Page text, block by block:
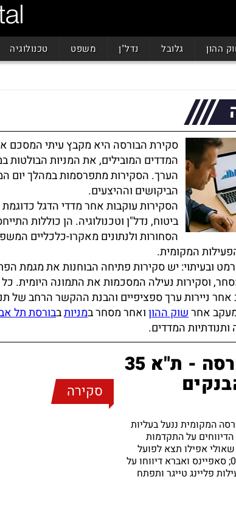
ההון גלובל נדל"ן משפט טכנולוגיה
סקירת הבורסה היא מקבץ עיתי המסכם
המדדים המובילים, את המניות הבולטות
הערך. הסקירות מתפרסמות במהלך יום
הביקושים וההיצעים.
ביטוח, נדל"ן וטכנולוגיה. הן כוללות
הסחורות ולנתונים מאקרו-כלכליים
המקומית.
ובעיתוי: יש סקירות פתיחה הבוחנות את מגמת
וסקירות נעילה המסכמות את התמונה היומית.
ניירות ערך ספציפיים והבנת ההקשר הרחב של
אחרשוק ההוןואחר מסחר במניותבבורסת תל
המדדים.
חודש ירוק בבורסה - ת"א 35
הבנקים
המקומית ננעל בעליות
ברקע הדיווחים על התקדמות
אפילו תצא לפועל
במאי; שער הדולר נחלש ב-0.2%; סאפיינס ואברא דיווחו על
פליינג טייגר ותפתח
סקירה